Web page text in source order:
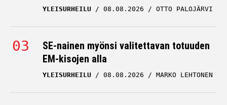
YLEISURHEILU 08.08.2026 OTTO PALOJÄRVI
SE-nainen myönsi valitettavan totuuden
EM-kisojen alla
YLEISURHEILU 08.08.2026 MARKO LEHTONEN